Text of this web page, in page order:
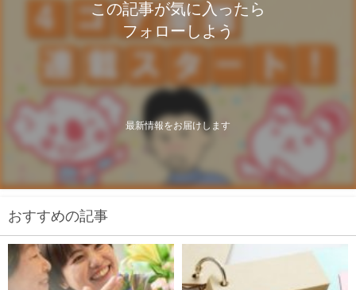
この記事が気に入ったら
フォローしよう
最新情報をお届けします
おすすめの記事